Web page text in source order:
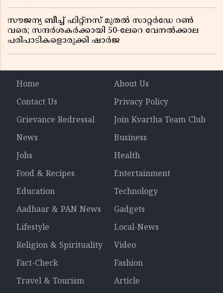
സൗജന്യ ബീച്ച് ഫിറ്റ്നസ് മുതൽ സാറ്റർഡേ റൺ
വരെ; സന്ദർശകർക്കായി 50-ലേറെ വേനൽക്കാല
പരിപാടികളൊരുക്കി ഷാർജ
Home
About Us
Contact Us
Privacy Policy
Grievance Redressal
Join Kvartha Team Club
News
Business
Jobs
Health
Food & Recipes
Entertainment
Education
Technology
Aadhaar & PAN News
Gadgets
Lifestyle
Local-News
Religion & Spirituality
Video
Fact-Check
Fashion
Travel & Tourism
Article